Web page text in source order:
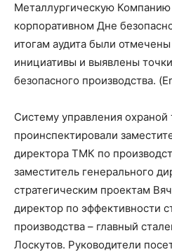
Металлургическую
корпоративном Дне
итогам аудита были
инициативы и выявлены
безопасного производства.
Систему управления охраной
проинспектировали
директора ТМК по
заместитель генерального
стратегическим проектам
директор по эффективности
производства – главный
Лоскутов. Руководители